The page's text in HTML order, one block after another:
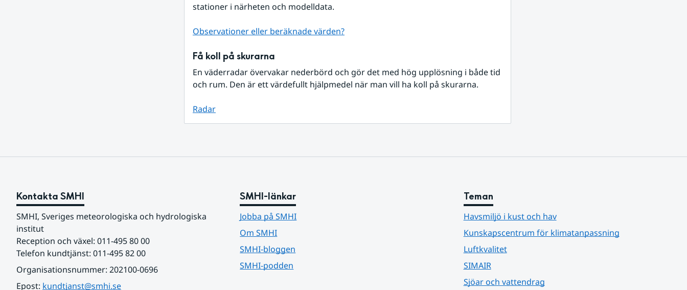
stationer i närheten och modelldata.
Observationer eller beräknade värden?
Få koll på skurarna
En väderradar övervakar nederbörd och gör det med hög upplösning i både tid
och rum. Den är ett värdefullt hjälpmedel när man vill ha koll på skurarna.
Radar
Kontakta SMHI
SMHI, Sveriges meteorologiska och hydrologiska
institut
Reception och växel: 011-495 80 00
Telefon kundtjänst: 011-495 82 00
Organisationsnummer: 202100-0696
Epost: kundtjanst@smhi.se
SMHI-länkar
Jobba på SMHI
Om SMHI
SMHI-bloggen
SMHI-podden
Teman
Havsmiljö i kust och hav
Kunskapscentrum för klimatanpassning
Luftkvalitet
SIMAIR
Sjöar och vattendrag